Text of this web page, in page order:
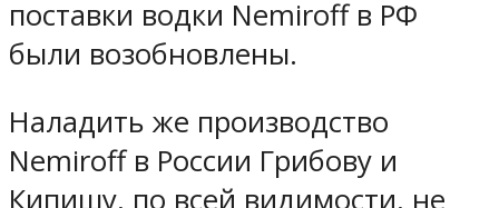
поставки водки Nemiroff в РФ
были возобновлены.
Наладить же производство
Nemiroff в России Грибову и
Кипишу, по всей видимости, не